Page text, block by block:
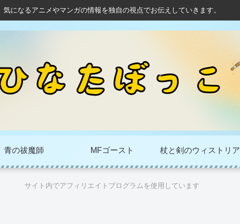
気になるアニメやマンガの情報を独自の視点でお伝えしていきます。
青の祓魔師 MFゴースト 杖と剣のウィストリア
サイト内でアフィリエイトプログラムを使用しています